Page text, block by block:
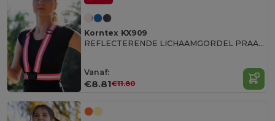
Korntex KX909
REFLECTERENDE LICHAAMGORDEL PRAAG
Vanaf:
€8.81€11.80